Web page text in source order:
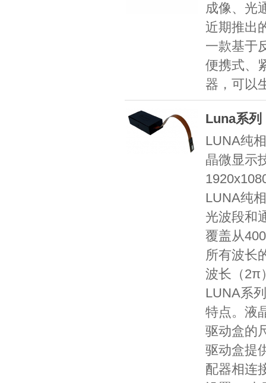
成像、光
近期推出
一款基于
便携式、
器，可以
Luna系列
LUNA纯
晶微显示
LUNA纯
光波段和
覆盖从
所有波长
波长（2π
LUNA系
特点。液
驱动盒的
驱动盒提
配器相连